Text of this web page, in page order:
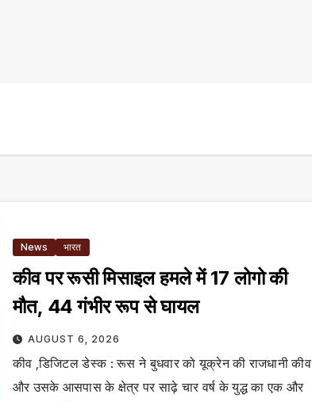
News भारत
कीव पर रूसी मिसाइल हमले में 17 लोगो की
मौत, 44 गंभीर रूप से घायल
AUGUST 6, 2026
कीव ,डिजिटल डेस्क : रूस ने बुधवार को यूक्रेन की राजधानी कीव
और उसके आसपास के क्षेत्र पर साढ़े चार वर्ष के युद्ध का एक और